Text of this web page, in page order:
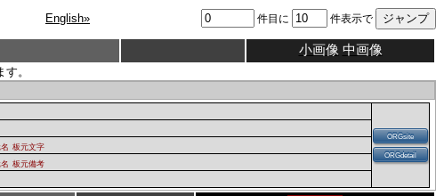
English» 件目に 件表示で
小画像 中画像
。
ORGsite
ORGdetail
板元文字
板元備考